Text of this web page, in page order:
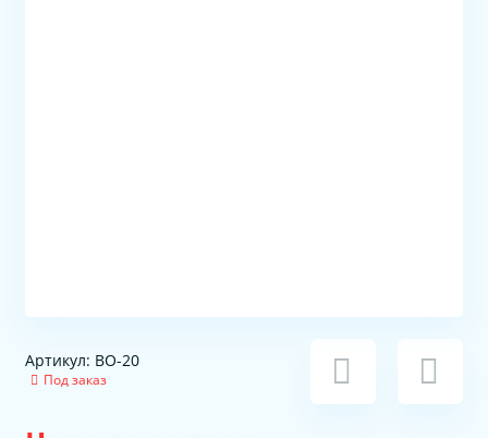
Артикул: ВО-20
Под заказ